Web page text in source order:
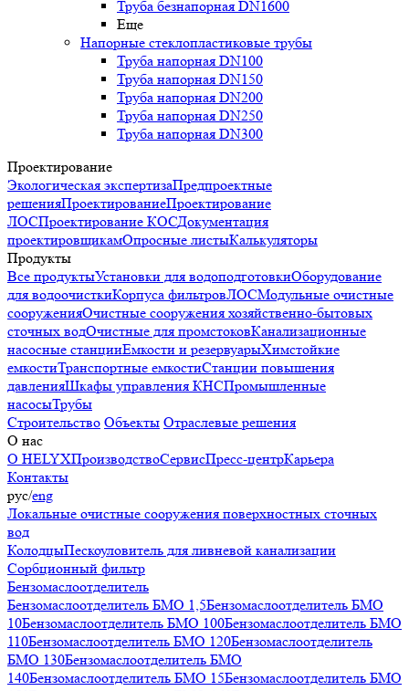
Труба безнапорная DN1600
Еще
Напорные стеклопластиковые трубы
Труба напорная DN100
Труба напорная DN150
Труба напорная DN200
Труба напорная DN250
Труба напорная DN300
Проектирование
Экологическая экспертизаПредпроектные
решенияПроектированиеПроектирование
ЛОСПроектирование КОСДокументация
проектировщикамОпросные листыКалькуляторы
Продукты
Все продуктыУстановки для водоподготовкиОборудование
для водоочисткиКорпуса фильтровЛОСМодульные очистные
сооруженияОчистные сооружения хозяйственно-бытовых
сточных водОчистные для промстоковКанализационные
насосные станцииЕмкости и резервуарыХимстойкие
емкостиТранспортные емкостиСтанции повышения
давленияШкафы управления КНСПромышленные
насосыТрубы
Строительство Объекты Отраслевые решения
О нас
О HELYXПроизводствоСервисПресс-центрКарьера
Контакты
рус/eng
Локальные очистные сооружения поверхностных сточных
вод
КолодцыПескоуловитель для ливневой канализации
Сорбционный фильтр
Бензомаслоотделитель
Бензомаслоотделитель БМО 1,5Бензомаслоотделитель БМО
10Бензомаслоотделитель БМО 100Бензомаслоотделитель БМО
110Бензомаслоотделитель БМО 120Бензомаслоотделитель
БМО 130Бензомаслоотделитель БМО
140Бензомаслоотделитель БМО 15Бензомаслоотделитель БМО